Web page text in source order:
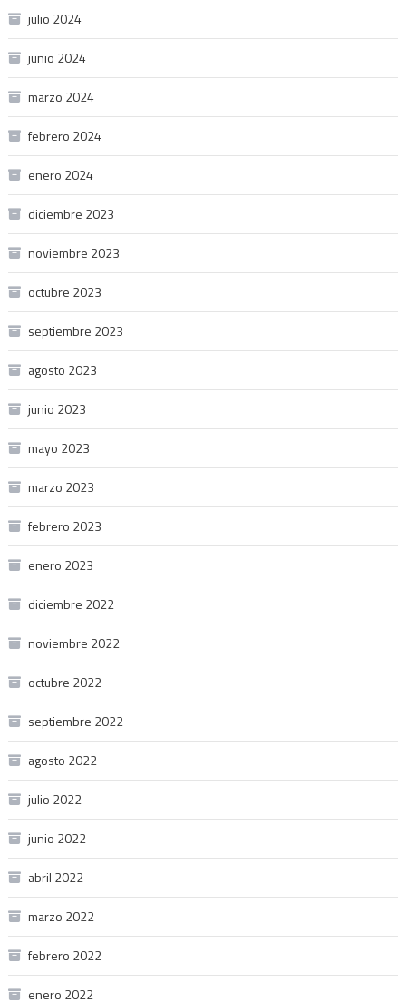
julio 2024
junio 2024
marzo 2024
febrero 2024
enero 2024
diciembre 2023
noviembre 2023
octubre 2023
septiembre 2023
agosto 2023
junio 2023
mayo 2023
marzo 2023
febrero 2023
enero 2023
diciembre 2022
noviembre 2022
octubre 2022
septiembre 2022
agosto 2022
julio 2022
junio 2022
abril 2022
marzo 2022
febrero 2022
enero 2022